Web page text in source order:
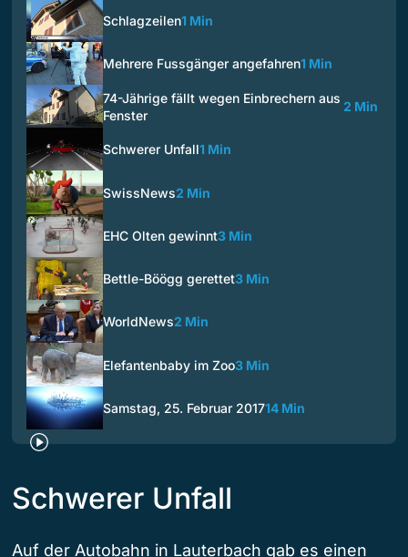
Schlagzeilen1 Min
Mehrere Fussgänger angefahren1 Min
74-Jährige fällt wegen Einbrechern aus
Fenster
2 Min
Schwerer Unfall1 Min
SwissNews2 Min
EHC Olten gewinnt3 Min
Bettle-Böögg gerettet3 Min
WorldNews2 Min
Elefantenbaby im Zoo3 Min
Samstag, 25. Februar 201714 Min
Schwerer Unfall
Auf der Autobahn in Lauterbach gab es einen